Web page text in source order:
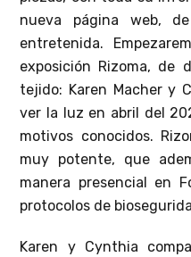
nueva página web,
entretenida.
exposición Rizoma, de
tejido: Karen Macher y
ver la luz en abril del
motivos conocidos.
muy potente, que
manera presencial en
protocolos de
Karen y Cynthia